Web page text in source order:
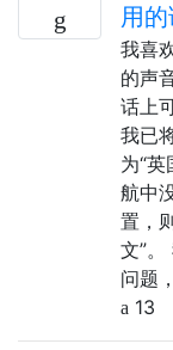
用的
我喜
的声
话上
我已
为“
航中
置，
文”
问题
13